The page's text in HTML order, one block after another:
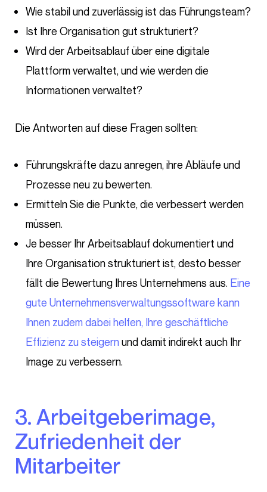
Wie stabil und zuverlässig ist das Führungsteam?
Ist Ihre Organisation gut strukturiert?
Wird der Arbeitsablauf über eine digitale
Plattform verwaltet, und wie werden die
Informationen verwaltet?
Die Antworten auf diese Fragen sollten:
Führungskräfte dazu anregen, ihre Abläufe und
Prozesse neu zu bewerten.
Ermitteln Sie die Punkte, die verbessert werden
müssen.
Je besser Ihr Arbeitsablauf dokumentiert und
Ihre Organisation strukturiert ist, desto besser
fällt die Bewertung Ihres Unternehmens aus. Eine
gute Unternehmensverwaltungssoftware kann
Ihnen zudem dabei helfen, Ihre geschäftliche
Effizienz zu steigern und damit indirekt auch Ihr
Image zu verbessern.
3. Arbeitgeberimage,
Zufriedenheit der
Mitarbeiter